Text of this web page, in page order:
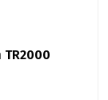
TR2000